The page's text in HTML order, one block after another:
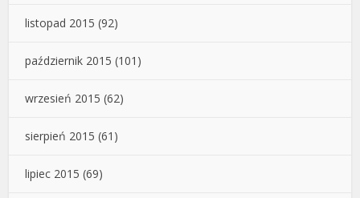
listopad 2015 (92)
październik 2015 (101)
wrzesień 2015 (62)
sierpień 2015 (61)
lipiec 2015 (69)